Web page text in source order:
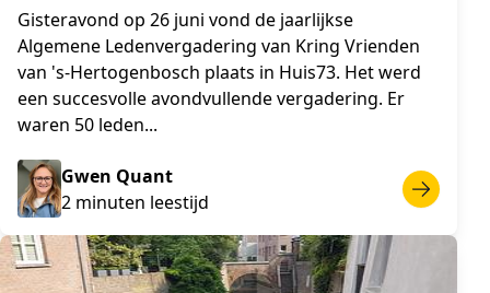
Gisteravond op 26 juni vond de jaarlijkse
Algemene Ledenvergadering van Kring Vrienden
van 's-Hertogenbosch plaats in Huis73. Het werd
een succesvolle avondvullende vergadering. Er
waren 50 leden...
Gwen Quant
2 minuten leestijd